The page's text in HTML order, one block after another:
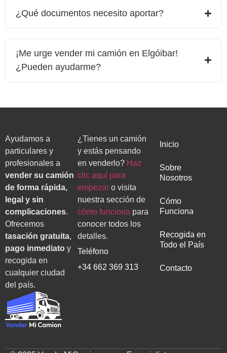
¿Qué documentos necesito aportar?
¡Me urge vender mi camión en Elgóibar!
¿Pueden ayudarme?
Ayudamos a
particulares y
profesionales a
vender su camión
de forma rápida,
legal y sin
complicaciones.
Ofrecemos
tasación gratuita,
pago inmediato y
recogida en
cualquier ciudad
del país.
¿Tienes un camión
y estás pensando
en venderlo? Haz
clic aquí para
empezaro visita
nuestra sección de
cómo funciona para
conocer todos los
detalles.
Teléfono
+34 662 369 313
Inicio
Sobre
Nosotros
Cómo
Funciona
Recogida en
Todo el País
Contacto